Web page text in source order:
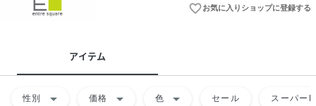
favorite_borderお気に入りショップに登録する
アイテム
性別 arrow_drop_down 価格 arrow_drop_down 色 arrow_drop_down セール スーパー